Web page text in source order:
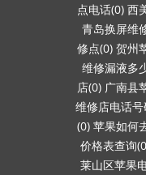
点电话(0) 西
青岛换屏维
修点(0) 贺州
维修漏液多
店(0) 广南县
维修店电话号
(0) 苹果如何
价格表查询
莱山区苹果